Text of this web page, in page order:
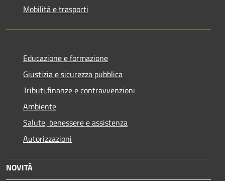
Mobilità e trasporti
Educazione e formazione
Giustizia e sicurezza pubblica
Tributi,finanze e contravvenzioni
Ambiente
Salute, benessere e assistenza
Autorizzazioni
NOVITÀ